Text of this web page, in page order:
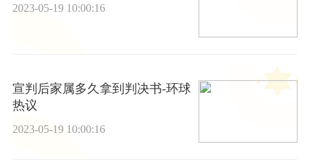
2023-05-19 10:00:16
宣判后家属多久拿到判决书-环球
热议
2023-05-19 10:00:16